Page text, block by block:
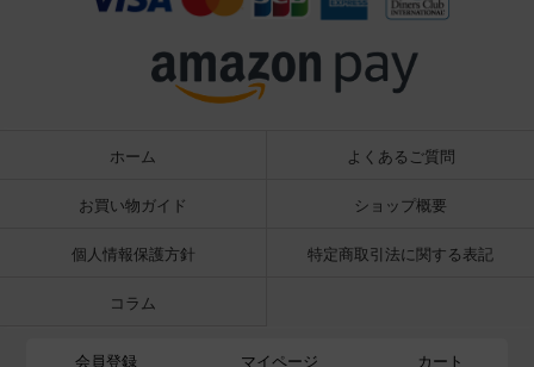
ホーム よくあるご質問
お買い物ガイド ショップ概要
個人情報保護方針 特定商取引法に関する表記
コラム
会員登録 マイページ カート